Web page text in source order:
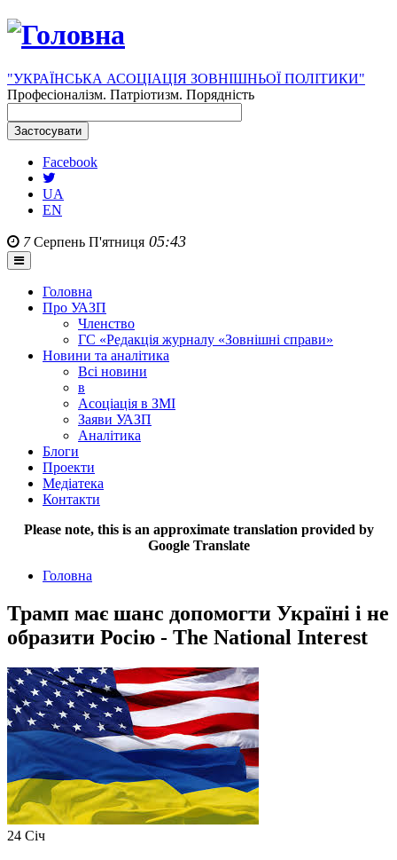
"УКРАЇНСЬКА АСОЦІАЦІЯ ЗОВНІШНЬОЇ ПОЛІТИКИ"
Професіоналізм. Патріотизм. Порядність
Facebook
UA
EN
7Серпень П'ятниця 05:43
Головна
Про УАЗП
Членство
ГС «Редакція журналу «Зовнішні справи»
Новини та аналітика
Всі новини
в
Асоціація в ЗМІ
Заяви УАЗП
Аналітика
Блоги
Проекти
Медіатека
Контакти
Please note, this is an approximate translation provided by
Google Translate
Головна
Трамп має шанс допомогти Україні і не
образити Росію - The National Interest
24 Січ